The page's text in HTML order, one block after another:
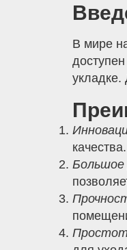
В мире
укладке.
Большое